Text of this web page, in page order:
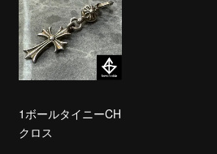
1ボールタイニーCH
クロス